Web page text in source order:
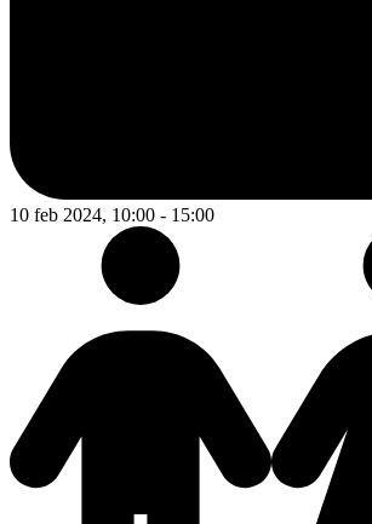
10 feb 2024, 10:00 - 15:00